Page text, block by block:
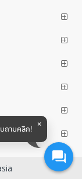
ถามคลิก!